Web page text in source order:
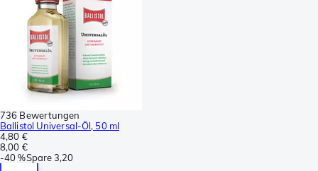
736 Bewertungen
Ballistol Universal-Öl, 50 ml
4,80 €
8,00 €
-40 %Spare3,20